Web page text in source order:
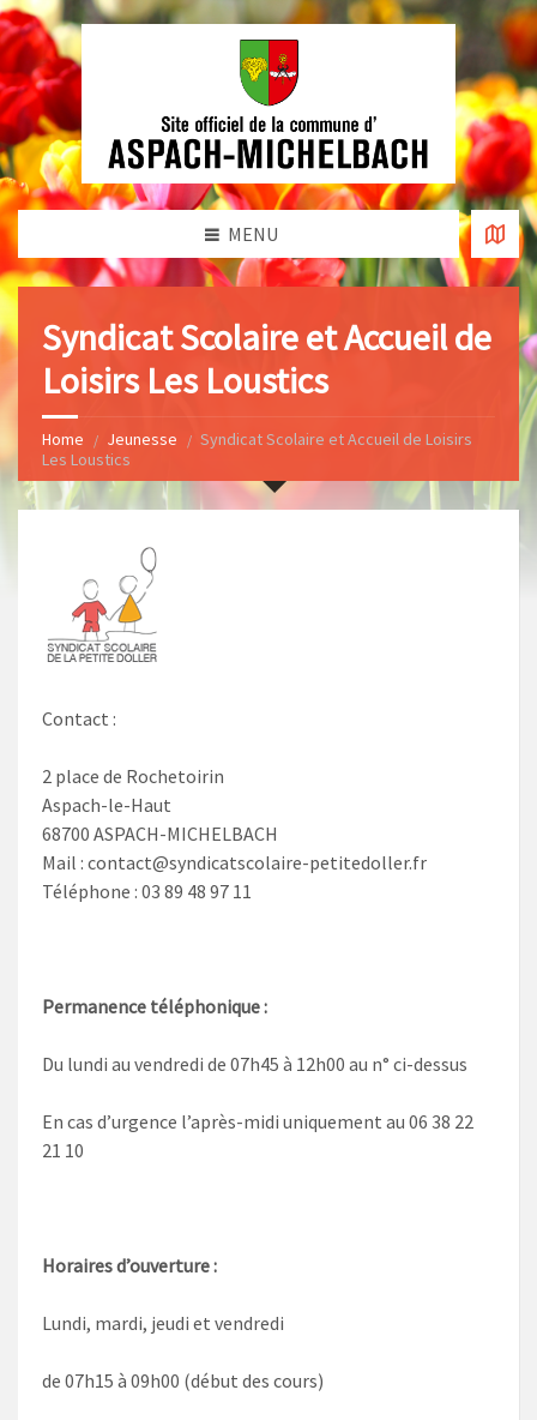
MENU
Syndicat Scolaire et Accueil de
Loisirs Les Loustics
Home Jeunesse
Syndicat Scolaire et Accueil de Loisirs
Les Loustics
Contact :
2 place de Rochetoirin
Aspach-le-Haut
68700 ASPACH-MICHELBACH
Mail : contact@syndicatscolaire-petitedoller.fr
Téléphone : 03 89 48 97 11
Permanence téléphonique :
Du lundi au vendredi de 07h45 à 12h00 au n° ci-dessus
En cas d’urgence l’après-midi uniquement au 06 38 22
21 10
Horaires d’ouverture :
Lundi, mardi, jeudi et vendredi
de 07h15 à 09h00 (début des cours)